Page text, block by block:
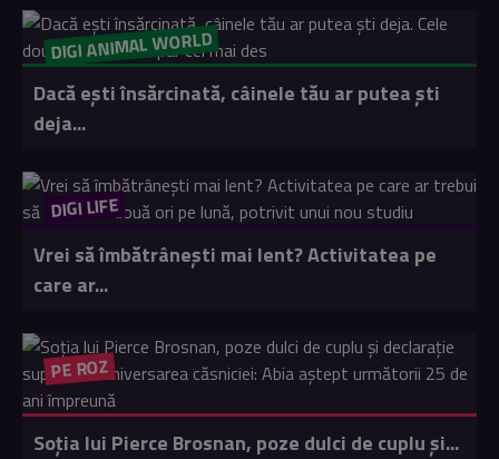
DIGI ANIMAL WORLD
Dacă ești însărcinată, câinele tău ar putea ști
deja...
DIGI LIFE
Vrei să îmbătrânești mai lent? Activitatea pe
care ar...
PE ROZ
Soția lui Pierce Brosnan, poze dulci de cuplu și...